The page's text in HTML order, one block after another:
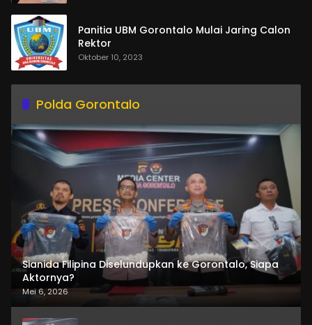
Panitia UBM Gorontalo Mulai Jaring Calon
Rektor
Oktober 10, 2023
Polda Gorontalo
Sianida Filipina Diselundupkan ke Gorontalo, Siapa
Aktornya?
Mei 6, 2026